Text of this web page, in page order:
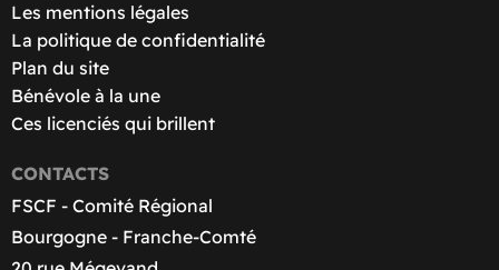
Les mentions légales
La politique de confidentialité
Plan du site
Bénévole à la une
Ces licenciés qui brillent
CONTACTS
FSCF - Comité Régional
Bourgogne - Franche-Comté